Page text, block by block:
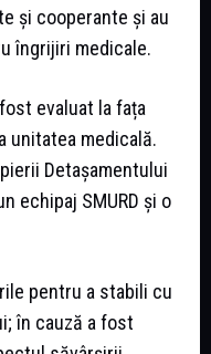
și cooperante și au
îngrijiri medicale.
evaluat la fața
unitatea medicală.
Detașamentului
echipaj SMURD și o
pentru a stabili cu
în cauză a fost